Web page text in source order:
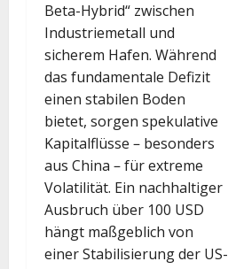
Beta-Hybrid“ zwischen
Industriemetall und
sicherem Hafen. Während
das fundamentale Defizit
einen stabilen Boden
bietet, sorgen spekulative
Kapitalflüsse – besonders
aus China – für extreme
Volatilität. Ein nachhaltiger
Ausbruch über 100 USD
hängt maßgeblich von
einer Stabilisierung der US-